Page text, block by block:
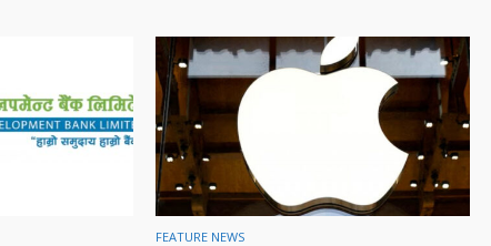
FEATURE NEWS